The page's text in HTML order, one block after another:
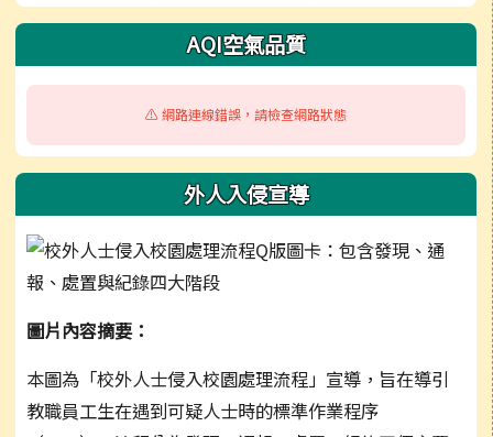
AQI空氣品質
⚠️ 網路連線錯誤，請檢查網路狀態
外人入侵宣導
圖片內容摘要：
本圖為「校外人士侵入校園處理流程」宣導，旨在導引
教職員工生在遇到可疑人士時的標準作業程序